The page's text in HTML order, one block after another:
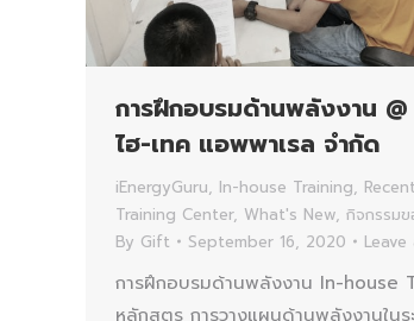
การฝึกอบรมด้านพลังงาน
ไฮ-เทค แอพพาเรล จำกัด
iEnergyGuru, In-house Training,
Training Center, What's New, กิจกรรมข
By Gift September 16, 2020
การฝึกอบรมด้านพลังงาน In-house
หลักสูตร การวางแผนด้านพลังงานในร